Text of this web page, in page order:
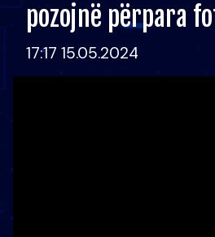
pozojnë përpara
17:17 15.05.2024